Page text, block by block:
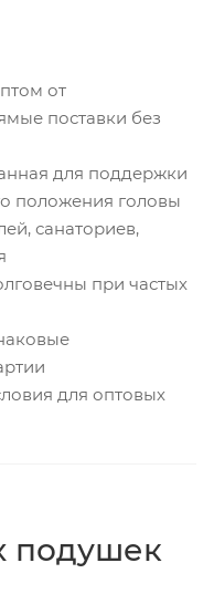
от
поставки без
для поддержки
положения головы
санаториев,
при частых
для оптовых
подушек